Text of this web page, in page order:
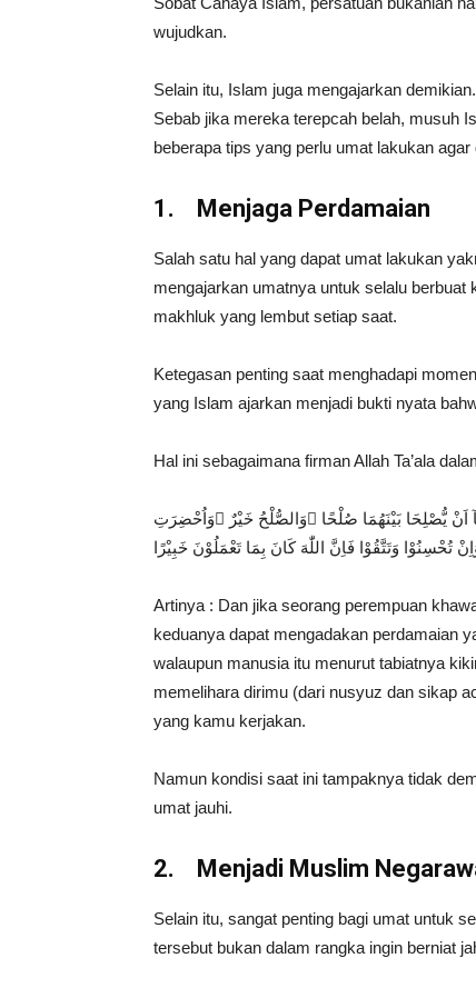
wujudkan.
Selain itu, Islam juga mengajarkan
Sebab jika mereka terepcah belah, musuh
beberapa tips yang perlu umat lakukan agar
1. Menjaga Perdamaian
Salah satu hal yang dapat umat lakukan
mengajarkan umatnya untuk selalu
makhluk yang lembut setiap saat.
Ketegasan penting saat menghadapi
yang Islam ajarkan menjadi bukti nyata
Hal ini sebagaimana firman Allah Ta’ala
اَنْ يُّصْلِحَا بَيْنَهُمَا صُلْحًا ۗوَالصُّلْحُ خَيْرٌ ۗوَاُحْضِرَتِ
وَتَتَّقُوْا فَاِنَّ اللّٰهَ كَانَ بِمَا تَعْمَلُوْنَ خَبِيْرًا
Artinya : Dan jika seorang perempuan
keduanya dapat mengadakan perdamaian
walaupun manusia itu menurut tabiatnya
memelihara dirimu (dari nusyuz dan sikap
yang kamu kerjakan.
Namun kondisi saat ini tampaknya tidak
umat jauhi.
2. Menjadi Muslim
Selain itu, sangat penting bagi umat untuk
tersebut bukan dalam rangka ingin berniat